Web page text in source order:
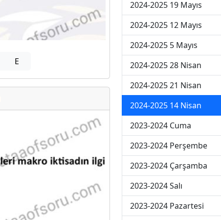
E
2024-2025 19 Mayıs
2024-2025 12 Mayıs
2024-2025 5 Mayıs
2024-2025 28 Nisan
2024-2025 21 Nisan
2024-2025 14 Nisan
2023-2024 Cuma
2023-2024 Perşembe
2023-2024 Çarşamba
2023-2024 Salı
2023-2024 Pazartesi